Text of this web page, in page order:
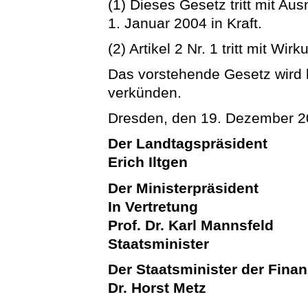
(1) Dieses Gesetz tritt mit
1. Januar 2004 in Kraft.
(2) Artikel 2 Nr. 1 tritt mit
Das vorstehende Gesetz
verkünden.
Dresden, den 19. Dezember
Der Landtagspräsident
Erich Iltgen
Der Ministerpräsident
In Vertretung
Prof. Dr. Karl Mannsfeld
Staatsminister
Der Staatsminister der
Dr. Horst Metz